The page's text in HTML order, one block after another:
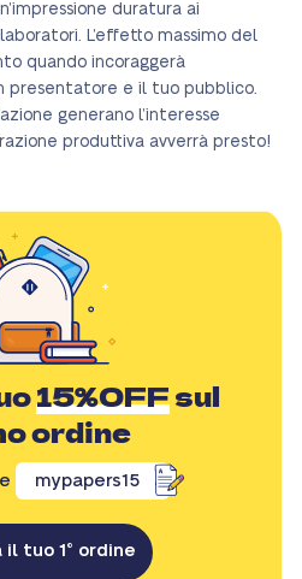
duratura ai
L’effetto massimo del
quando incoraggerà
presentatore e il tuo pubblico.
generano l’interesse
produttiva avverrà presto!
15%OFFsul
ordine
mypapers15
il tuo 1° ordine